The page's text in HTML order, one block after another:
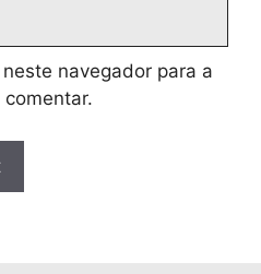
navegador para a